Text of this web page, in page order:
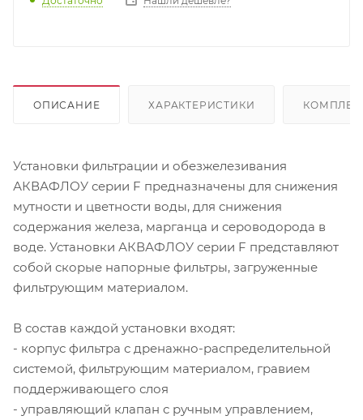
ОПИСАНИЕ ХАРАКТЕРИСТИКИ
Установки фильтрации и обезжелезивания
АКВАФЛОУ серии F предназначены для снижения
мутности и цветности воды, для снижения
содержания железа, марганца и сероводорода в
воде. Установки АКВАФЛОУ серии F представляют
собой скорые напорные фильтры, загруженные
фильтрующим материалом.
В состав каждой установки входят:
- корпус фильтра с дренажно-распределительной
системой, фильтрующим материалом, гравием
поддерживающего слоя
- управляющий клапан с ручным управлением,